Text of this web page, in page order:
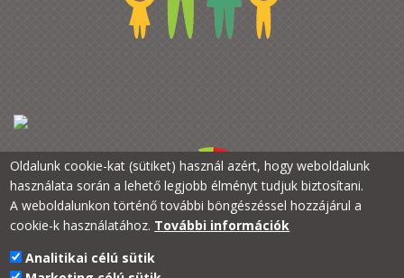
PTE Kancellária
Oldalunk cookie-kat (sütiket) használ azért, hogy weboldalunk
használata során a lehető legjobb élményt tudjuk biztosítani.
A weboldalunkon történő további böngészéssel hozzájárul a
cookie-k használatához. További információk
Analitikai célú sütik